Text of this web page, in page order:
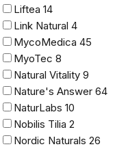
Liftea 14
Link Natural 4
MycoMedica 45
MyoTec 8
Natural Vitality 9
Nature's Answer 64
NaturLabs 10
Nobilis Tilia 2
Nordic Naturals 26